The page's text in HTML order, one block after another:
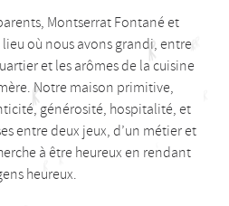
Montserrat Fontané et
lieu où nous avons grandi, entre
et les arômes de la cuisine
Notre maison primitive,
générosité, hospitalité, et
entre deux jeux, d’un métier et
à être heureux en rendant
heureux.